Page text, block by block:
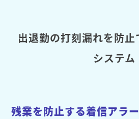
出退勤の打刻漏れを防
システム
残業を防止する着信アラ